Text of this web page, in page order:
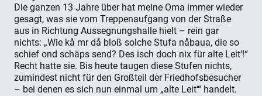
Die ganzen 13 Jahre über hat meine Oma immer wieder
gesagt, was sie vom Treppenaufgang von der Straße
aus in Richtung Aussegnungshalle hielt – rein gar
nichts: „Wie kå mr då bloß solche Stufa nåbaua, die so
schief ond schäps send? Des isch doch nix für alte Leit‘!“
Recht hatte sie. Bis heute taugen diese Stufen nichts,
zumindest nicht für den Großteil der Friedhofsbesucher
– bei denen es sich nun einmal um „alte Leit‘“ handelt.